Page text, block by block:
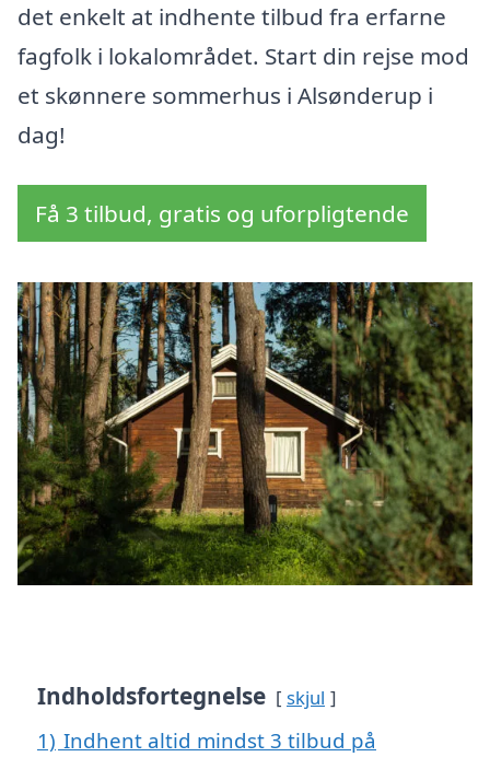
det enkelt at indhente tilbud fra erfarne
fagfolk i lokalområdet. Start din rejse mod
et skønnere sommerhus i Alsønderup i
dag!
Få 3 tilbud, gratis og uforpligtende
Indholdsfortegnelse skjul
1) Indhent altid mindst 3 tilbud på